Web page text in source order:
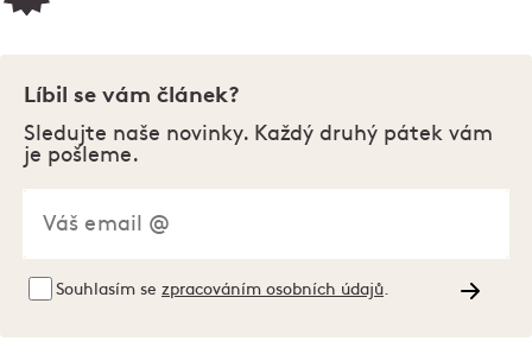
Líbil se vám článek?
Sledujte naše novinky. Každý druhý pátek vám
je pošleme.
Souhlasím se zpracováním osobních údajů